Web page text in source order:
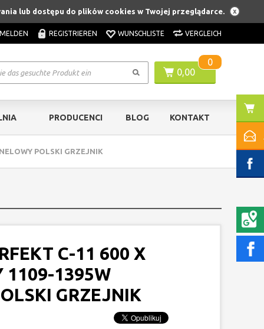
lub dostępu do plików cookies w Twojej przeglądarce.
REGISTRIEREN WUNSCHLISTE VERGLEICH
0,00
0
PRODUCENCI BLOG KONTAKT
POLSKI GRZEJNIK
C-11 600 X
1109-1395W
GRZEJNIK